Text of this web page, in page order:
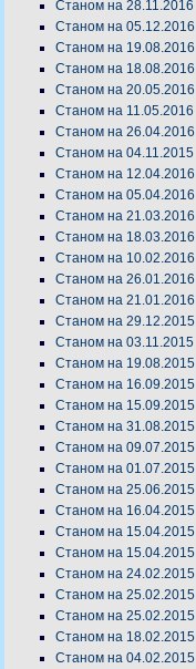
Станом на 28.11.2016
Станом на 05.12.2016
Станом на 19.08.2016
Станом на 18.08.2016
Станом на 20.05.2016
Станом на 11.05.2016
Станом на 26.04.2016
Станом на 04.11.2015
Станом на 12.04.2016
Станом на 05.04.2016
Станом на 21.03.2016
Станом на 18.03.2016
Станом на 10.02.2016
Станом на 26.01.2016
Станом на 21.01.2016
Станом на 29.12.2015
Станом на 03.11.2015
Станом на 19.08.2015
Станом на 16.09.2015
Станом на 15.09.2015
Станом на 31.08.2015
Станом на 09.07.2015
Станом на 01.07.2015
Станом на 25.06.2015
Станом на 16.04.2015
Станом на 15.04.2015
Станом на 15.04.2015
Станом на 24.02.2015
Станом на 25.02.2015
Станом на 25.02.2015
Станом на 18.02.2015
Станом на 04.02.2015